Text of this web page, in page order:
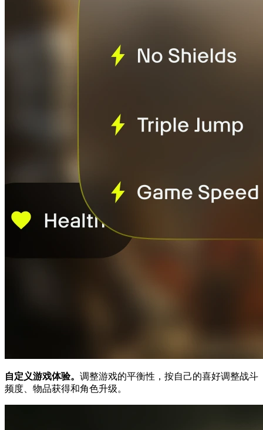
自定义游戏体验。 调整游戏的平衡性，按自己的喜好调整战斗
频度、物品获得和角色升级。